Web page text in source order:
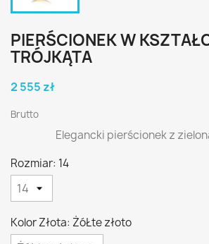
PIERŚCIONEK W
TRÓJKĄTA
2 555 zł
Brutto
Elegancki pierścionek z
Rozmiar: 14
Kolor Złota: ŻóŁte złoto